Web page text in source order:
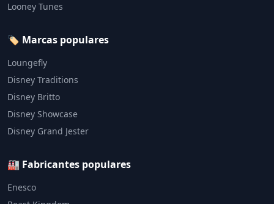
Looney Tunes
🏷️ Marcas populares
Loungefly
Disney Traditions
Disney Britto
Disney Showcase
Disney Grand Jester
🏭 Fabricantes populares
Enesco